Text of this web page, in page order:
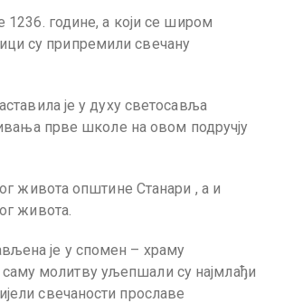
године, а који се широм
су припремили свечану
је у духу светосавља
прве школе на овом подручју
живота општине Станари , а и
живота.
је у спомен – храму
молитву уљепшали су најмлађи
свечаности прославе